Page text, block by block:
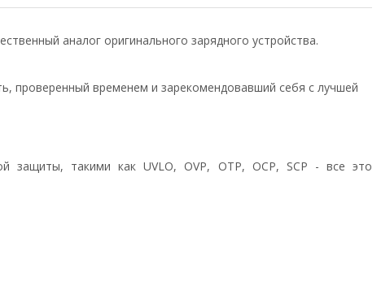
аналог оригинального зарядного устройства.
проверенный временем и зарекомендовавший себя с лучшей
защиты, такими как UVLO, OVP, OTP, OCP, SCP - все это